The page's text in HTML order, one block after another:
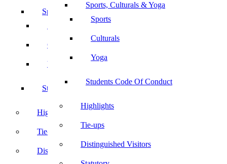
Sports, Culturals & Yoga
Sports
Culturals
Yoga
Students Code Of Conduct
Highlights
Tie-ups
Distinguished Visitors
Sports, Culturals & Yoga
Culturals
Yoga
Students Code Of Conduct
Highlights
Tie-ups
Distinguished Visitors